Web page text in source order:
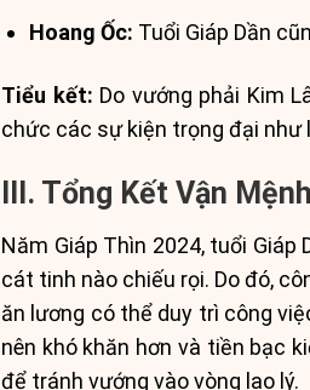
Hoang Ốc: Tuổi Giáp Dần
Tiểu kết: Do vướng phải Kim
chức các sự kiện trọng đại như
III. Tổng Kết Vận
Năm Giáp Thìn 2024, tuổi
cát tinh nào chiếu rọi. Do đó,
ăn lương có thể duy trì công
nên khó khăn hơn và tiền bạc
để tránh vướng vào vòng lao lý.